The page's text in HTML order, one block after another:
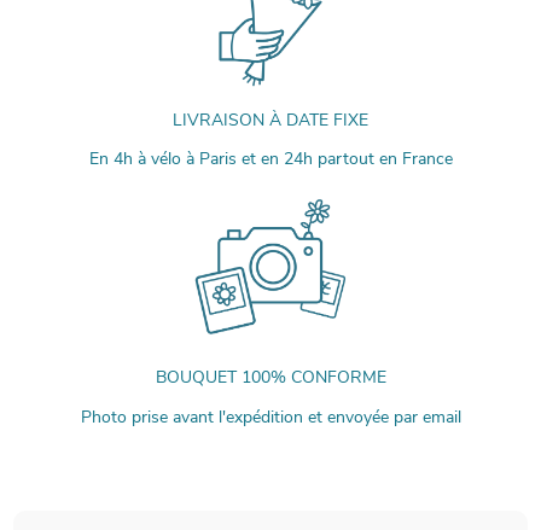
LIVRAISON À DATE FIXE
En 4h à vélo à Paris et en 24h partout en France
BOUQUET 100% CONFORME
Photo prise avant l'expédition et envoyée par email